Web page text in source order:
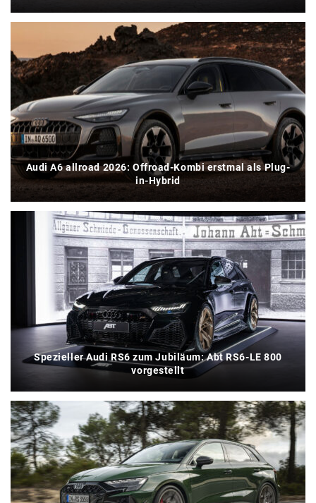
Audi A6 allroad 2026: Offroad-Kombi erstmal als Plug-
in-Hybrid
Spezieller Audi RS6 zum Jubiläum: Abt RS6-LE 800
vorgestellt